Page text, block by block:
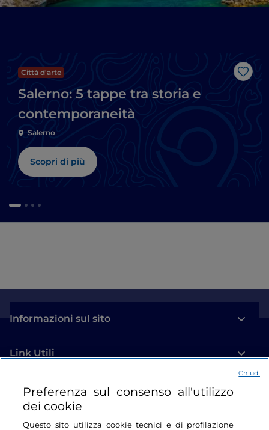
Like
Città d'arte
Salerno: 5 tappe tra storia e
contemporaneità
Salerno
Scopri di più
Informazioni sul sito
Link Utili
Login
Restiamo in contatto
Preferenza sul consenso all'utilizzo
dei cookie
Questo sito utilizza cookie tecnici e di profilazione
Chiudi